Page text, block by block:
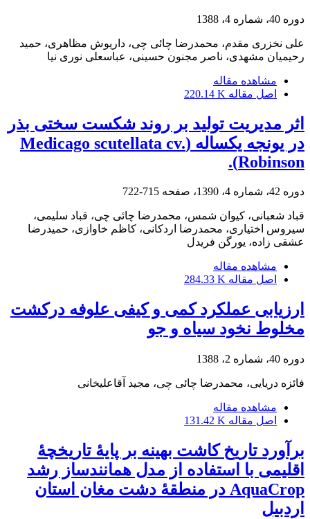
دوره 40، شماره 4، 1388
علی نخزری مقدم، محمدرضا چائی چی، داریوش مظاهری، حمید
رحیمیان مشهدی، ناصر مجنون حسینی، عباسعلی نوری نیا
مشاهده مقاله
اصل مقاله 220.14 K
اثر مدیریت تولید بر روند شکست سختی بذر
در یونجه یکساله (Medicago scutellata cv.
Robinson).
دوره 42، شماره 4، 1390، صفحه 715-722
قباد شعبانی، کیوان شمس، محمدرضا چائی چی، قباد سلیمی،
سیروس اختیاری، محمدرضا اردکانی، کاظم خاوازی، حمیدرضا
عشقی زاده، یورگن فریدل
مشاهده مقاله
اصل مقاله 284.33 K
ارزیابی عملکرد کمی و کیفی علوفه درکشت
مخلوط نخود سیاه و جو
دوره 40، شماره 2، 1388
فائزه دریایی، محمدرضا چائی چی، مجید آقاعلیخانی
مشاهده مقاله
اصل مقاله 131.42 K
برآورد تاریخ کاشت بهینه بر پایۀ تاریخچۀ
اقلیمی با استفاده از مدل همانندساز رشد
AquaCrop در منطقۀ دشت مغان استان
اردبیل